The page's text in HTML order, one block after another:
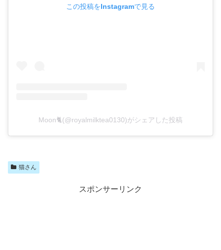
この投稿をInstagramで見る
Moon🐈(@royalmilktea0130)がシェアした投稿
猫さん
スポンサーリンク